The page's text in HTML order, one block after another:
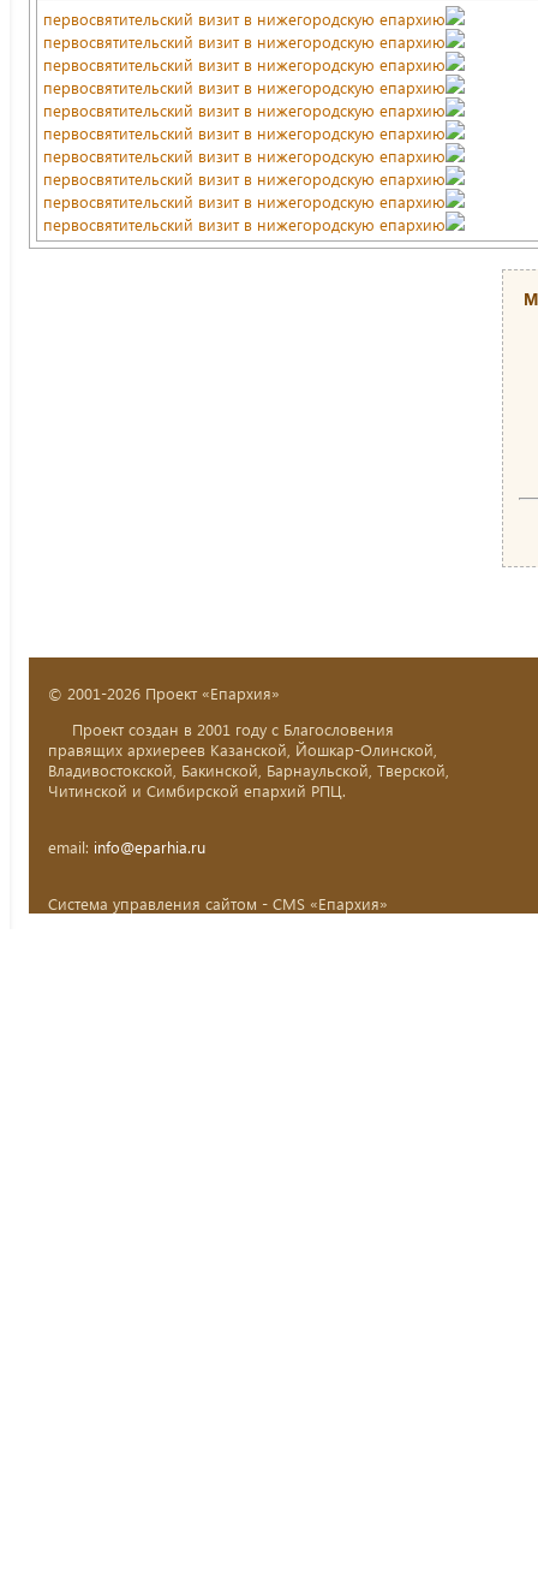
первосвятительский визит в нижегородскую епархию
первосвятительский визит в нижегородскую епархию
первосвятительский визит в нижегородскую епархию
первосвятительский визит в нижегородскую епархию
первосвятительский визит в нижегородскую епархию
первосвятительский визит в нижегородскую епархию
первосвятительский визит в нижегородскую епархию
первосвятительский визит в нижегородскую епархию
первосвятительский визит в нижегородскую епархию
первосвятительский визит в нижегородскую епархию
© 2001-2026 Проект «Епархия»
Проект создан в 2001 году с Благословения
правящих архиереев Казанской, Йошкар-Олинской,
Владивостокской, Бакинской, Барнаульской, Тверской,
Читинской и Симбирской епархий РПЦ.
email: info@eparhia.ru
Система управления сайтом - CMS «Епархия»